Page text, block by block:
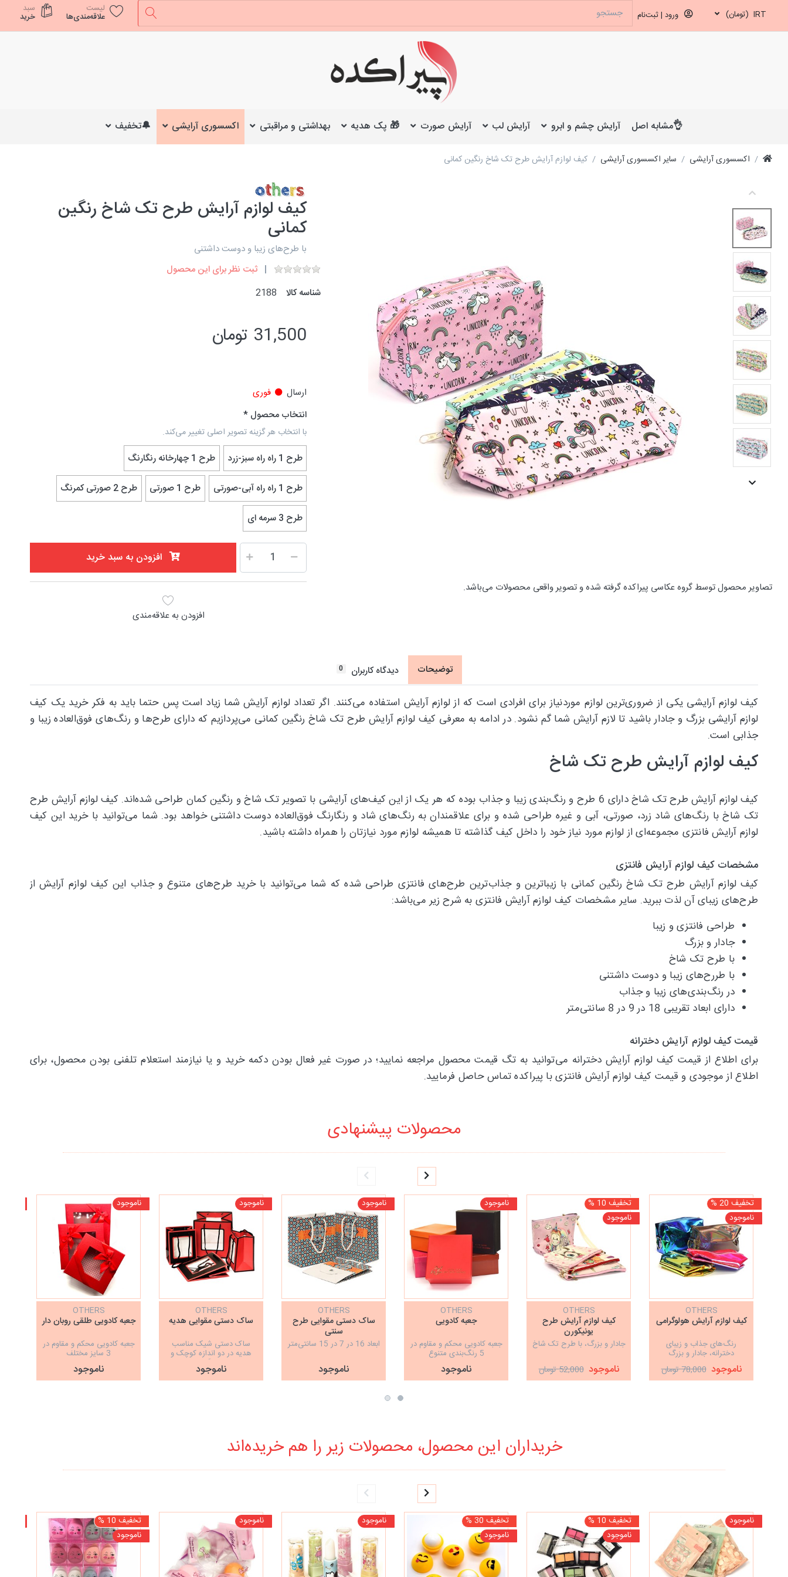
IRT (تومان) ورود | ثبت‌نام
لیست
علاقه‌مندی‌ها
سبد
خرید
👌مشابه اصل آرایش چشم و ابرو آرایش لب آرایش صورت 🎁 پک هدیه بهداشتی و مراقبتی اکسسوری آرایشی 🔔تخفیف
اکسسوری آرایشی سایر اکسسوری آرایشی کیف لوازم آرایش طرح تک شاخ رنگین کمانی
تصاویر محصول توسط گروه عکاسی پیراکده گرفته شده و تصویر واقعی محصولات می‌باشد.
کیف لوازم آرایش طرح تک شاخ رنگین
کمانی
با طرح‌های زیبا و دوست داشتنی
ثبت نظر برای این محصول
شناسه کالا
2188
31,500 تومان
ارسال
فوری
انتخاب محصول
با انتخاب هر گزینه تصویر اصلی تغییر می‌کند.
طرح 1 راه راه سبز-زرد طرح 1 چهارخانه رنگارنگ
طرح 1 راه راه آبی-صورتی طرح 1 صورتی طرح 2 صورتی کمرنگ
طرح 3 سرمه ای
افزودن به سبد خرید
افزودن به علاقه‌مندی
توضیحات دیدگاه کاربران 0
کیف لوازم آرایشی یکی از ضروری‌ترین لوازم موردنیاز برای افرادی است که از لوازم آرایش استفاده می‌کنند. اگر تعداد لوازم آرایش شما زیاد است پس حتما باید به فکر خرید یک کیف
لوازم آرایشی بزرگ و جادار باشید تا لازم آرایش شما گم نشود. در ادامه به معرفی کیف لوازم آرایش طرح تک شاخ رنگین کمانی می‌پردازیم که دارای طرح‌ها و رنگ‌های فوق‌العاده زیبا و
جذابی است.
کیف لوازم آرایش طرح تک شاخ
کیف لوازم آرایش طرح تک شاخ دارای 6 طرح و رنگ‌بندی زیبا و جذاب بوده که هر یک از این کیف‌های آرایشی با تصویر تک شاخ و رنگین کمان طراحی شده‌اند. کیف لوازم آرایش طرح
تک شاخ با رنگ‌های شاد زرد، صورتی، آبی و غیره طراحی شده و برای علاقمندان به رنگ‌های شاد و رنگارنگ فوق‌العاده دوست داشتنی خواهد بود. شما می‌توانید با خرید این کیف
لوازم آرایش فانتزی مجموعه‌ای از لوازم مورد نیاز خود را داخل کیف گذاشته تا همیشه لوازم مورد نیازتان را همراه داشته باشید.
‌مشخصات کیف لوازم آرایش فانتزی
کیف لوازم آرایش طرح تک شاخ رنگین کمانی با زیباترین و جذاب‌ترین طرح‌های فانتزی طراحی شده که شما می‌توانید با خرید طرح‌های متنوع و جذاب این کیف لوازم آرایش از
طرح‌های زیبای آن لذت ببرید. سایر مشخصات کیف لوازم آرایش فانتزی به شرح زیر می‌باشد:
طراحی فانتزی و زیبا
جادار و بزرگ
با طرح تک شاخ
با طررح‌های زیبا و دوست داشتنی
در رنگ‌بندی‌های زیبا و جذاب
دارای ابعاد تقریبی 18 در 9 در 8 سانتی‌متر
قیمت کیف لوازم آرایش دخترانه
برای اطلاع از قیمت کیف لوازم آرایش دخترانه می‌توانید به تگ قیمت محصول مراجعه نمایید؛ در صورت غیر فعال بودن دکمه خرید و یا نیازمند استعلام تلفنی بودن محصول، برای
اطلاع از موجودی و قیمت کیف لوازم آرایش فانتزی با پیراکده تماس حاصل فرمایید.
محصولات پیشنهادی
تخفیف 20 %
ناموجود
OTHERS
کیف لوازم آرایش هولوگرامی
رنگ‌های جذاب و زیبای
دخترانه، جادار و بزرگ
ناموجود 78,000 تومان
تخفیف 10 %
ناموجود
OTHERS
کیف لوازم آرایش طرح
یونیکورن
جادار و بزرگ، با طرح تک شاخ
ناموجود 52,000 تومان
ناموجود
OTHERS
جعبه کادویی
جعبه کادویی محکم و مقاوم در
5 رنگ‌بندی متنوع
ناموجود
ناموجود
OTHERS
ساک دستی مقوایی طرح
سنتی
ابعاد 16 در 7 در 15 سانتی‌متر
ناموجود
ناموجود
OTHERS
ساک دستی مقوایی هدیه
ساک دستی شیک مناسب
هدیه در دو اندازه کوچک و
بزرگ
ناموجود
ناموجود
OTHERS
جعبه کادویی طلقی روبان دار
جعبه کادویی محکم و مقاوم در
3 سایز مختلف
ناموجود
خریداران این محصول، محصولات زیر را هم خریده‌اند
ناموجود
تخفیف 10 %
ناموجود
تخفیف 30 %
ناموجود
ناموجود ناموجود
تخفیف 10 %
ناموجود